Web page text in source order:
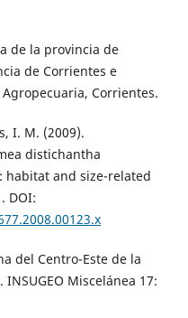
de la provincia de
de Corrientes e
Corrientes.
I. M. (2009).
distichantha
habitat and size-related
DOI:
del Centro-Este de la
Miscelánea 17: